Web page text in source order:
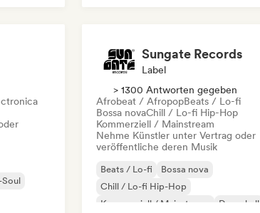
Soul
Sungate Records
Label
> 1300 Antworten gegeben
Afrobeat / AfropopBeats / Lo-fi
Bossa novaChill / Lo-fi Hip-Hop
Kommerziell / Mainstream
Nehme Künstler unter Vertrag oder
veröffentliche deren Musik
Beats / Lo-fi
Bossa nova
Chill / Lo-fi Hip-Hop
Kommerziell / Mainstream
Dancehall